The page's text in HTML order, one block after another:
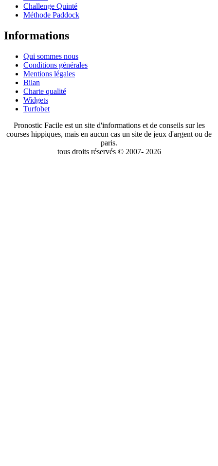
Challenge Quinté
Méthode Paddock
Informations
Qui sommes nous
Conditions générales
Mentions légales
Bilan
Charte qualité
Widgets
Turfobet
Pronostic Facile est un site d'informations et de conseils sur les
courses hippiques, mais en aucun cas un site de jeux d'argent ou de
paris.
tous droits réservés © 2007- 2026